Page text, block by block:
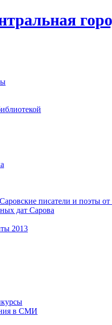
писатели и поэты
дат Сарова
2013
в СМИ